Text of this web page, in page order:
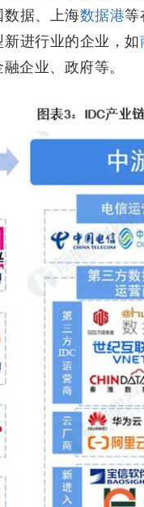
据、上海数据港等
进行业的企业，如
企业、政府等。